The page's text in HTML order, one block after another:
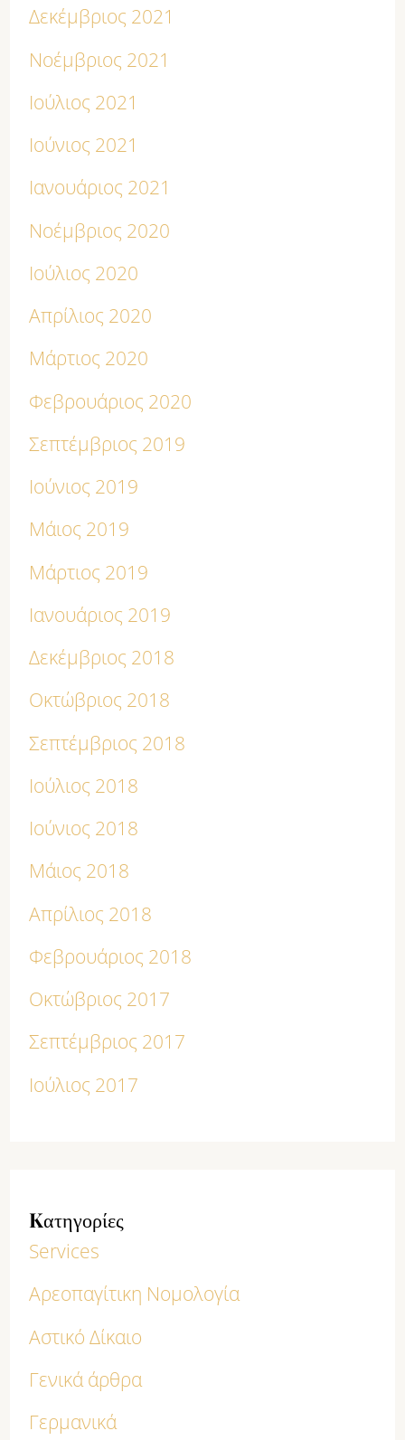
Δεκέμβριος 2021
Νοέμβριος 2021
Ιούλιος 2021
Ιούνιος 2021
Ιανουάριος 2021
Νοέμβριος 2020
Ιούλιος 2020
Απρίλιος 2020
Μάρτιος 2020
Φεβρουάριος 2020
Σεπτέμβριος 2019
Ιούνιος 2019
Μάιος 2019
Μάρτιος 2019
Ιανουάριος 2019
Δεκέμβριος 2018
Οκτώβριος 2018
Σεπτέμβριος 2018
Ιούλιος 2018
Ιούνιος 2018
Μάιος 2018
Απρίλιος 2018
Φεβρουάριος 2018
Οκτώβριος 2017
Σεπτέμβριος 2017
Ιούλιος 2017
Kατηγορίες
Services
Αρεοπαγίτικη Νομολογία
Αστικό Δίκαιο
Γενικά άρθρα
Γερμανικά